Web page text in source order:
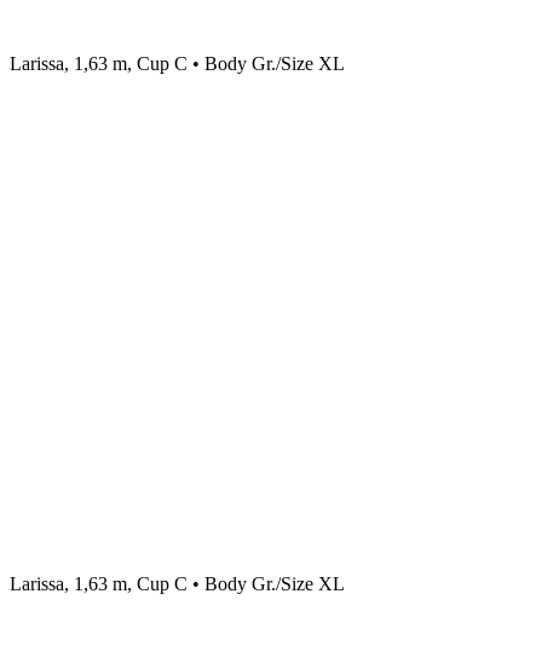
Larissa, 1,63 m, Cup C • Body Gr./Size XL
Larissa, 1,63 m, Cup C • Body Gr./Size XL